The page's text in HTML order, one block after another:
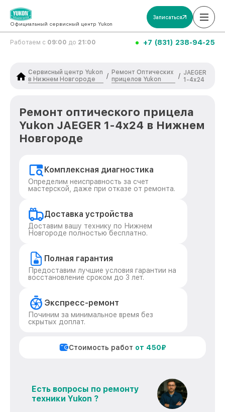
Официальный сервисный центр Yukon
Записаться
Работаем с 09:00 до 21:00 +7 (831) 238-94-25
Сервисный центр Yukon
в Нижнем Новгороде
/
Ремонт Оптических
прицелов Yukon
/ JAEGER
1-4x24
Ремонт оптического прицела
Yukon JAEGER 1-4x24 в Нижнем
Новгороде
Комплексная диагностика
Определим неисправность за счет
мастерской, даже при отказе от ремонта.
Доставка устройства
Доставим вашу технику по Нижнем
Новгороде полностью бесплатно.
Полная гарантия
Предоставим лучшие условия гарантии на
восстановление сроком до 3 лет.
Экспресс-ремонт
Починим за минимальное время без
скрытых доплат.
Стоимость работ от 450₽
Есть вопросы по ремонту
техники Yukon ?